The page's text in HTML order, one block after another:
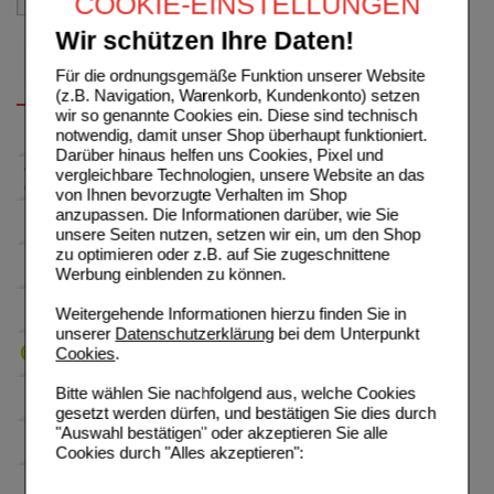
Wir schützen Ihre Daten!
Für die ordnungsgemäße Funktion unserer Website
(z.B. Navigation, Warenkorb, Kundenkonto) setzen
wir so genannte Cookies ein. Diese sind technisch
notwendig, damit unser Shop überhaupt funktioniert.
Darüber hinaus helfen uns Cookies, Pixel und
vergleichbare Technologien, unsere Website an das
von Ihnen bevorzugte Verhalten im Shop
anzupassen. Die Informationen darüber, wie Sie
unsere Seiten nutzen, setzen wir ein, um den Shop
zu optimieren oder z.B. auf Sie zugeschnittene
Werbung einblenden zu können.
Weitergehende Informationen hierzu finden Sie in
unserer Datenschutzerklärungbei dem Unterpunkt
Cookies.
Bitte wählen Sie nachfolgend aus, welche Cookies
gesetzt werden dürfen, und bestätigen Sie dies durch
"Auswahl bestätigen" oder akzeptieren Sie alle
Cookies durch "Alles akzeptieren":